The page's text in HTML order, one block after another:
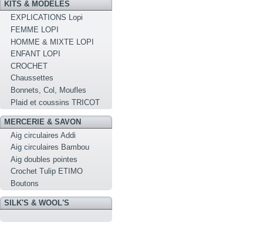
KITS & MODELES
EXPLICATIONS Lopi
FEMME LOPI
HOMME & MIXTE LOPI
ENFANT LOPI
CROCHET
Chaussettes
Bonnets, Col, Moufles
Plaid et coussins TRICOT
MERCERIE & SAVON
Aig circulaires Addi
Aig circulaires Bambou
Aig doubles pointes
Crochet Tulip ETIMO
Boutons
SILK'S & WOOL'S